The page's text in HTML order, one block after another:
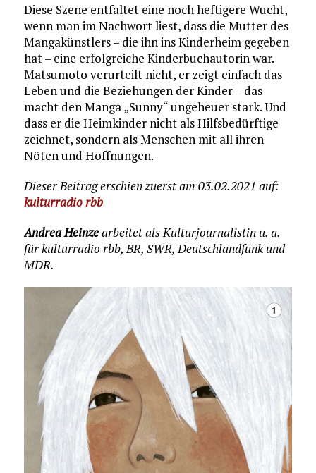
Diese Szene entfaltet eine noch heftigere Wucht,
wenn man im Nachwort liest, dass die Mutter des
Mangakünstlers – die ihn ins Kinderheim gegeben
hat – eine erfolgreiche Kinderbuchautorin war.
Matsumoto verurteilt nicht, er zeigt einfach das
Leben und die Beziehungen der Kinder – das
macht den Manga „Sunny“ ungeheuer stark. Und
dass er die Heimkinder nicht als Hilfsbedürftige
zeichnet, sondern als Menschen mit all ihren
Nöten und Hoffnungen.
Dieser Beitrag erschien zuerst am 03.02.2021 auf:
kulturradio rbb
Andrea Heinzearbeitet als Kulturjournalistin u. a.
für kulturradio rbb, BR, SWR, Deutschlandfunk und
MDR.